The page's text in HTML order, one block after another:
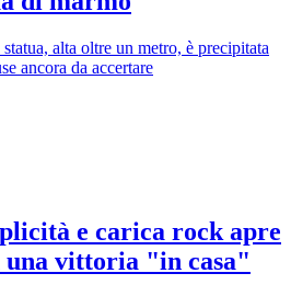
alta oltre un metro, è precipitata
ancora da accertare
e carica rock apre
una vittoria "in casa"